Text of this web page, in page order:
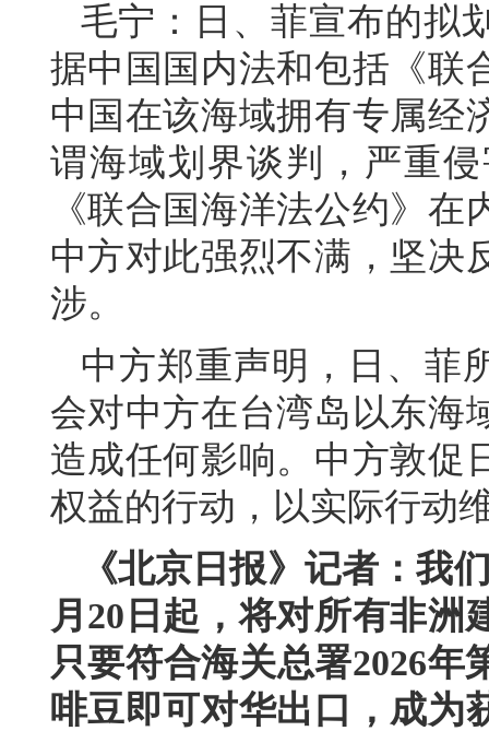
毛宁：日、菲宣布的拟
据中国国内法和包括《联
中国在该海域拥有专属经
谓海域划界谈判，严重
《联合国海洋法公约》
中方对此强烈不满，坚决
涉。
中方郑重声明，日、菲
会对中方在台湾岛以东海
造成任何影响。中方敦促
权益的行动，以实际行动
《北京日报》记者：我
月20日起，将对所有非洲
只要符合海关总署2026年
啡豆即可对华出口，成为